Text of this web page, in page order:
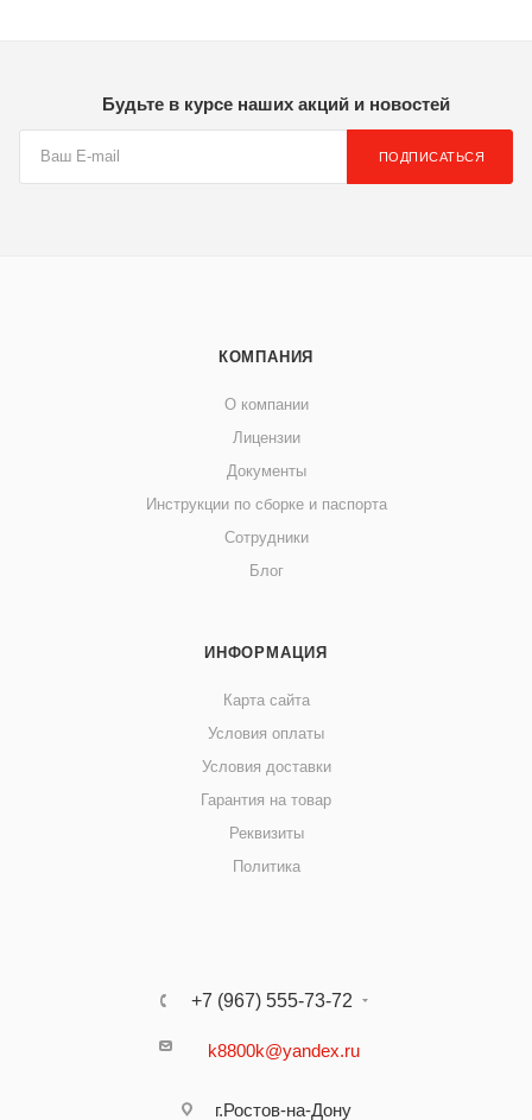
Будьте в курсе наших акций и новостей
ПОДПИСАТЬСЯ
КОМПАНИЯ
О компании
Лицензии
Документы
Инструкции по сборке и паспорта
Сотрудники
Блог
ИНФОРМАЦИЯ
Карта сайта
Условия оплаты
Условия доставки
Гарантия на товар
Реквизиты
Политика
+7 (967) 555-73-72
k8800k@yandex.ru
г.Ростов-на-Дону